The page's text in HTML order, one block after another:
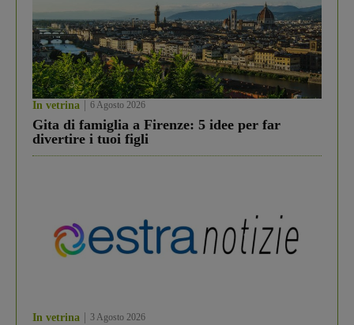
In vetrina 6 Agosto 2026
Gita di famiglia a Firenze: 5 idee per far
divertire i tuoi figli
In vetrina 3 Agosto 2026